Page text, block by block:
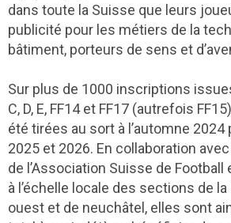
dans toute la Suisse que leurs
publicité pour les métiers de la
bâtiment, porteurs de sens et
Sur plus de 1000 inscriptions
C, D, E, FF14 et FF17 (autrefois
été tirées au sort à l’automne
2025 et 2026. En collaboration
de l’Association Suisse de
à l’échelle locale des sections de
ouest et de neuchâtel, elles sont